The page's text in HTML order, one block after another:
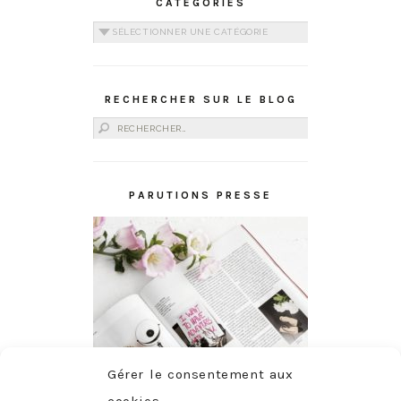
Gérer le consentement aux
CATÉGORIES
Catégories
RECHERCHER SUR LE BLOG
Rechercher :
PARUTIONS PRESSE